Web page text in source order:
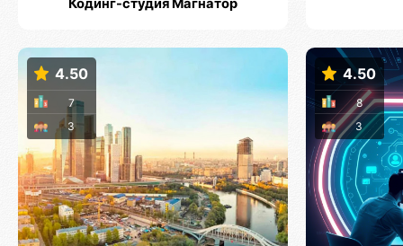
Кодинг-студия Магнатор
4.50
3
7
4.50
3
8